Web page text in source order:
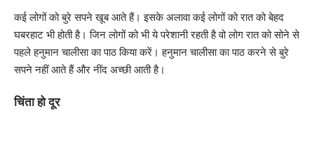
कई लोगों को बुरे सपने खूब आते हैं। इसके अलावा कई लोगों को रात को बेहद
घबरहाट भी होती है। जिन लोगों को भी ये परेशानी रहती है वो लोग रात को सोने से
पहले हनुमान चालीसा का पाठ किया करें। हनुमान चालीसा का पाठ करने से बुरे
सपने नहीं आते हैं और नींद अच्छी आती है।
चिंता हो दूर